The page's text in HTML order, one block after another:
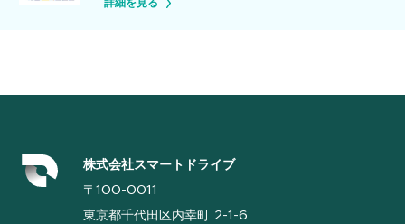
詳細を見る
株式会社スマートドライブ
〒100-0011
東京都千代田区内幸町 2-1-6